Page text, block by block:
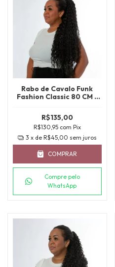
Rabo de Cavalo Funk
Fashion Classic 80 CM -
R$135,00
R$130,95 com Pix
3 x de R$45,00 sem juros
COMPRAR
Compre pelo
WhatsApp